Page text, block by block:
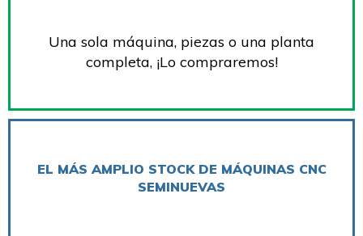
Una sola máquina, piezas o una planta
completa, ¡Lo compraremos!
EL MÁS AMPLIO STOCK DE MÁQUINAS CNC
SEMINUEVAS